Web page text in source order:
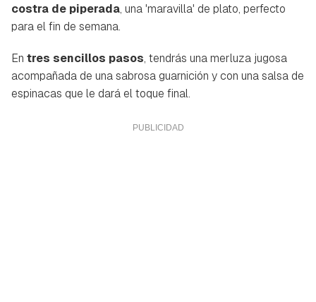
costra de piperada, una 'maravilla' de plato, perfecto
para el fin de semana.
En tres sencillos pasos, tendrás una merluza jugosa
acompañada de una sabrosa guarnición y con una salsa de
espinacas que le dará el toque final.